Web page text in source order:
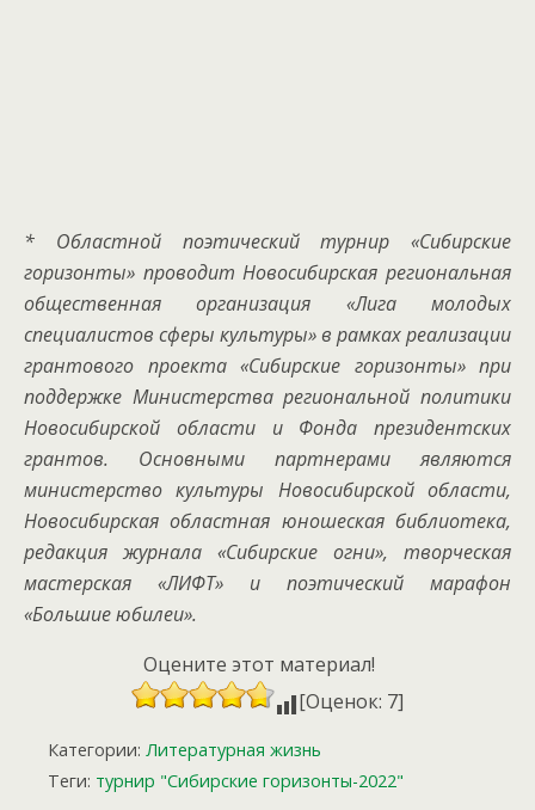
* Областной поэтический турнир «Сибирские
горизонты» проводит Новосибирская региональная
общественная организация «Лига молодых
специалистов сферы культуры» в рамках реализации
грантового проекта «Сибирские горизонты» при
поддержке Министерства региональной политики
Новосибирской области и Фонда президентских
грантов. Основными партнерами являются
министерство культуры Новосибирской области,
Новосибирская областная юношеская библиотека,
редакция журнала «Сибирские огни», творческая
мастерская «ЛИФТ» и поэтический марафон
«Большие юбилеи».
Оцените этот материал!
[Оценок: 7]
Категории: Литературная жизнь
Теги: турнир "Сибирские горизонты-2022"